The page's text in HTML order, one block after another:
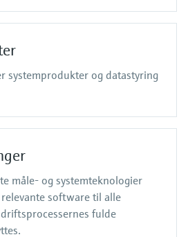
systemprodukter og datastyring
måle- og systemteknologier
software til alle
fulde